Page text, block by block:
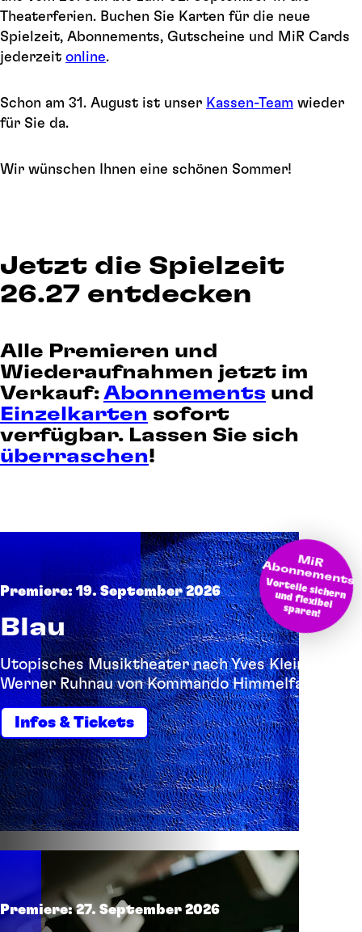
Theaterferien. Buchen Sie Karten für die neue
Spielzeit, Abonnements, Gutscheine und MiR Cards
jederzeit online.
Schon am 31. August ist unser Kassen-Team wieder
für Sie da.
Wir wünschen Ihnen eine schönen Sommer!
Jetzt die Spielzeit
26.27 entdecken
Alle Premieren und
Wiederaufnahmen jetzt im
Verkauf: Abonnements und
Einzelkarten sofort
verfügbar. Lassen Sie sich
überraschen!
M
iR A
bonnem
ents
Vorteile sichern und flexibel
sparen!
Premiere: 19. September 2026
Blau
Utopisches Musiktheater nach Yves Klein und
Werner Ruhnau von Kommando Himmelfahrt
Infos & Tickets
Premiere: 27. September 2026